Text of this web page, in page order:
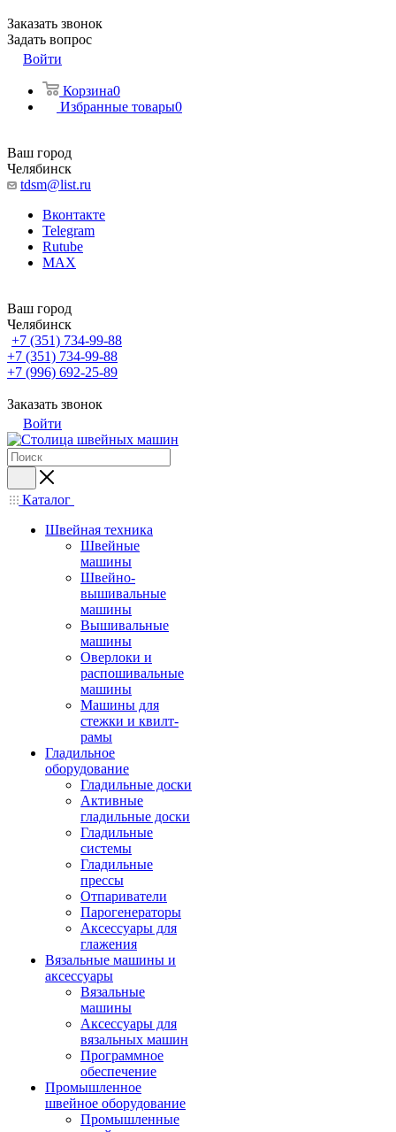
Заказать звонок
Задать вопрос
Войти
Корзина0
Избранные товары0
Ваш город
Челябинск
tdsm@list.ru
Вконтакте
Telegram
Rutube
MAX
Ваш город
Челябинск
+7 (351) 734-99-88
+7 (351) 734-99-88
+7 (996) 692-25-89
Заказать звонок
Войти
Каталог
Швейная техника
Швейные
машины
Швейно-
вышивальные
машины
Вышивальные
машины
Оверлоки и
распошивальные
машины
Машины для
стежки и квилт-
рамы
Гладильное
оборудование
Гладильные доски
Активные
гладильные доски
Гладильные
системы
Гладильные
прессы
Отпариватели
Парогенераторы
Аксессуары для
глажения
Вязальные машины и
аксессуары
Вязальные
машины
Аксессуары для
вязальных машин
Программное
обеспечение
Промышленное
швейное оборудование
Промышленные